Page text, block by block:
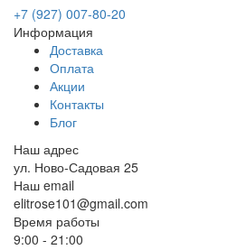
+7 (927) 007-80-20
Информация
Доставка
Оплата
Акции
Контакты
Блог
Наш адрес
ул. Ново-Садовая 25
Наш email
elitrose101@gmail.com
Время работы
9:00 - 21:00